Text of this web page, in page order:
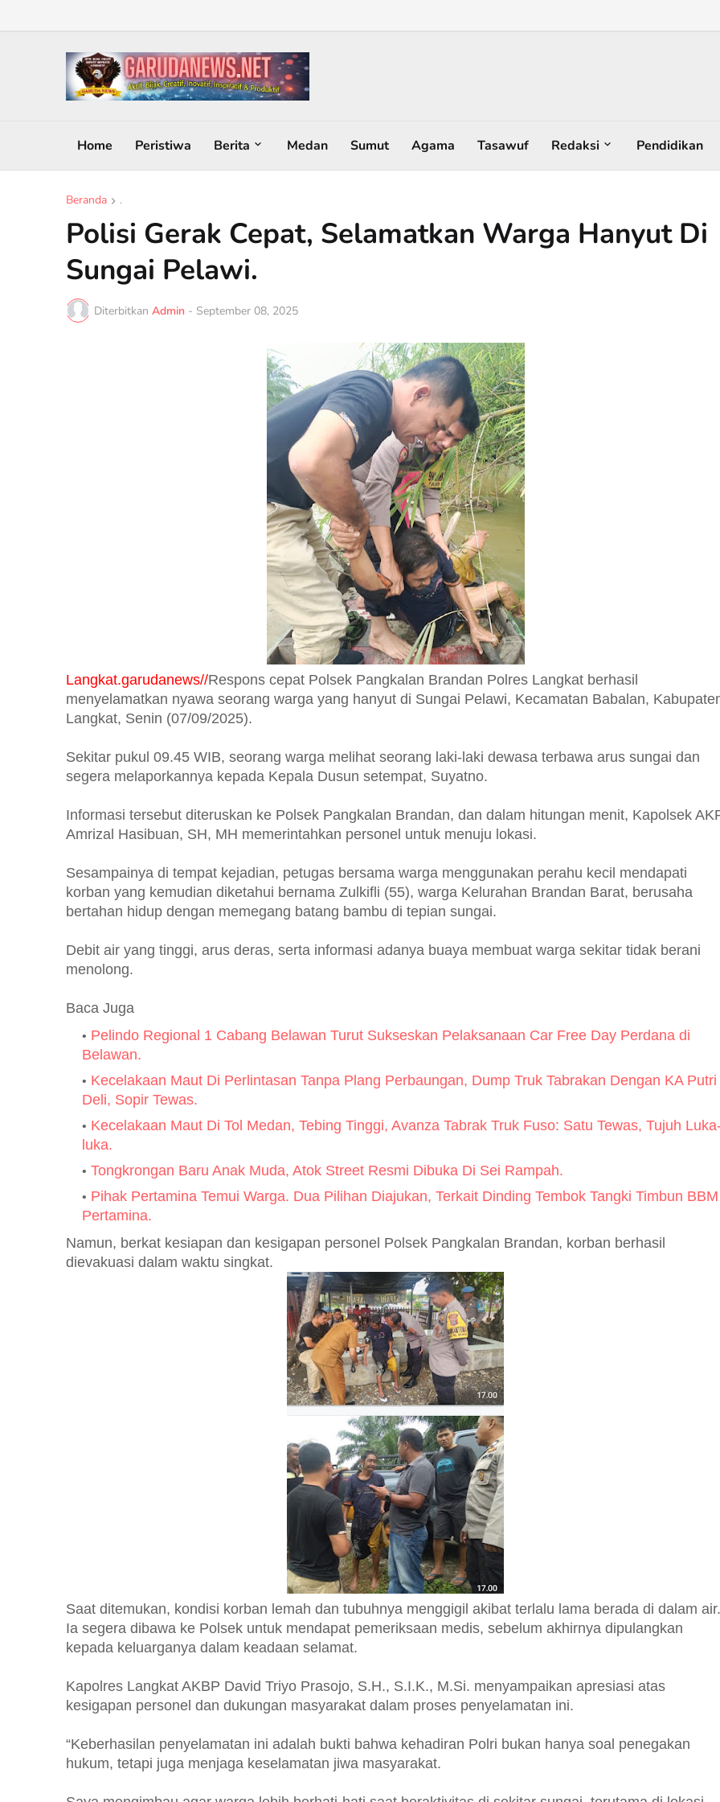
Home Peristiwa Berita Medan Sumut Agama Tasawuf Redaksi Pendidikan
Beranda .
Polisi Gerak Cepat, Selamatkan Warga Hanyut Di
Sungai Pelawi.
Diterbitkan Admin - September 08, 2025
Langkat.garudanews//Respons cepat Polsek Pangkalan Brandan Polres Langkat berhasil
menyelamatkan nyawa seorang warga yang hanyut di Sungai Pelawi, Kecamatan Babalan,
Langkat, Senin (07/09/2025).
Sekitar pukul 09.45 WIB, seorang warga melihat seorang laki-laki dewasa terbawa arus sungai dan
segera melaporkannya kepada Kepala Dusun setempat, Suyatno.
Informasi tersebut diteruskan ke Polsek Pangkalan Brandan, dan dalam hitungan menit, Kapolsek
Amrizal Hasibuan, SH, MH memerintahkan personel untuk menuju lokasi.
Sesampainya di tempat kejadian, petugas bersama warga menggunakan perahu kecil mendapati
korban yang kemudian diketahui bernama Zulkifli (55), warga Kelurahan Brandan Barat, berusaha
bertahan hidup dengan memegang batang bambu di tepian sungai.
Debit air yang tinggi, arus deras, serta informasi adanya buaya membuat warga sekitar tidak berani
menolong.
Baca Juga
Pelindo Regional 1 Cabang Belawan Turut Sukseskan Pelaksanaan Car Free Day Perdana di
Belawan.
Kecelakaan Maut Di Perlintasan Tanpa Plang Perbaungan, Dump Truk Tabrakan Dengan KA Putri
Deli, Sopir Tewas.
Kecelakaan Maut Di Tol Medan, Tebing Tinggi, Avanza Tabrak Truk Fuso: Satu Tewas, Tujuh
luka.
Tongkrongan Baru Anak Muda, Atok Street Resmi Dibuka Di Sei Rampah.
Pihak Pertamina Temui Warga. Dua Pilihan Diajukan, Terkait Dinding Tembok Tangki Timbun BBM
Pertamina.
Namun, berkat kesiapan dan kesigapan personel Polsek Pangkalan Brandan, korban berhasil
dievakuasi dalam waktu singkat.
Saat ditemukan, kondisi korban lemah dan tubuhnya menggigil akibat terlalu lama berada di dalam air.
Ia segera dibawa ke Polsek untuk mendapat pemeriksaan medis, sebelum akhirnya dipulangkan
kepada keluarganya dalam keadaan selamat.
Kapolres Langkat AKBP David Triyo Prasojo, S.H., S.I.K., M.Si. menyampaikan apresiasi atas
kesigapan personel dan dukungan masyarakat dalam proses penyelamatan ini.
“Keberhasilan penyelamatan ini adalah bukti bahwa kehadiran Polri bukan hanya soal penegakan
hukum, tetapi juga menjaga keselamatan jiwa masyarakat.